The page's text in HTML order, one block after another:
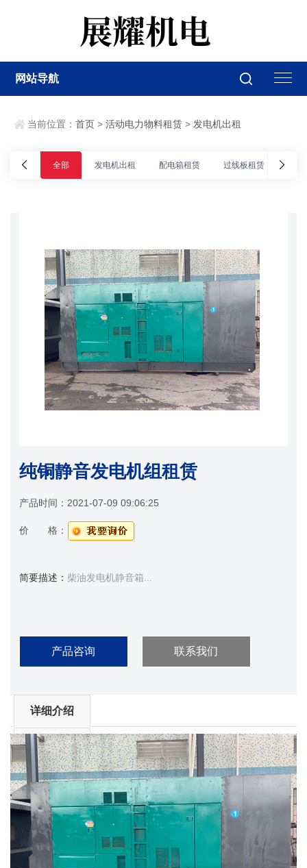
网站导航
当前位置：首页 >活动电力物料租赁 >发电机出租
全部 发电机出租 配电箱租赁 过线板租赁 UPS
纯铜静音发电机组租赁
产品时间： 2021-07-09 09:06:25
价 格：
简要描述： 柴油发电机静音箱...
产品咨询 联系我们
详细介绍